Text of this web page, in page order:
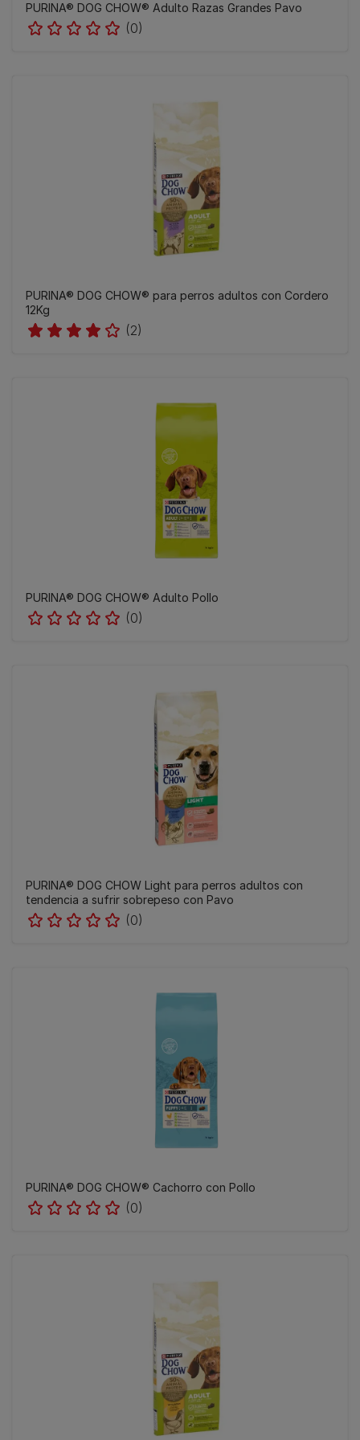
PURINA® DOG CHOW® Adulto Razas Grandes Pavo
(0)
PURINA® DOG CHOW® para perros adultos con Cordero
12Kg
(2)
PURINA® DOG CHOW® Adulto Pollo
(0)
PURINA® DOG CHOW Light para perros adultos con
tendencia a sufrir sobrepeso con Pavo
(0)
PURINA® DOG CHOW® Cachorro con Pollo
(0)